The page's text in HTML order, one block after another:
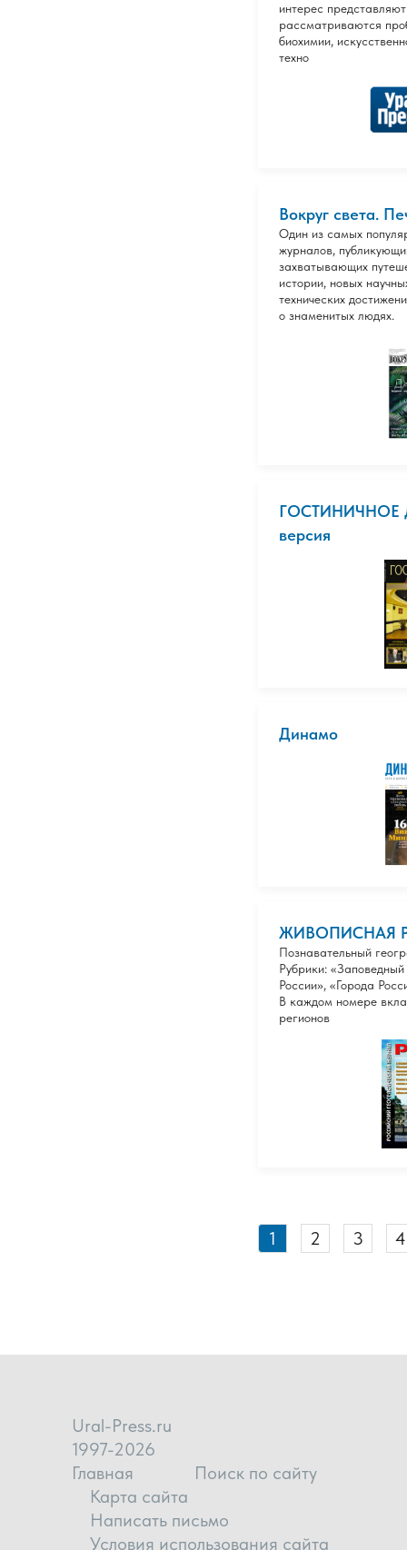
интерес
рассматриваются
биохимии,
техно
Вокруг света.
Один из самых
журналов,
захватывающих
истории, новых
технических
о знаменитых людях.
ГОСТИНИЧНОЕ
версия
Динамо
ЖИВОПИСНАЯ
Познавательный
Рубрики:
России», «Города
В каждом номере
регионов
1 2 3 4
Ural-Press.ru
1997-2026
Главная
Поиск по сайту
Карта сайта
Написать письмо
Условия использования сайта